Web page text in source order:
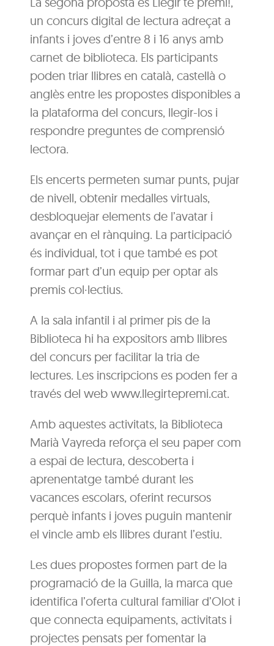
un concurs digital de lectura adreçat a
infants i joves d’entre 8 i 16 anys amb
carnet de biblioteca. Els participants
poden triar llibres en català, castellà o
anglès entre les propostes disponibles a
la plataforma del concurs, llegir-los i
respondre preguntes de comprensió
lectora.
Els encerts permeten sumar punts, pujar
de nivell, obtenir medalles virtuals,
desbloquejar elements de l’avatar i
avançar en el rànquing. La participació
és individual, tot i que també es pot
formar part d’un equip per optar als
premis col·lectius.
A la sala infantil i al primer pis de la
Biblioteca hi ha expositors amb llibres
del concurs per facilitar la tria de
lectures. Les inscripcions es poden fer a
través del web www.llegirtepremi.cat.
Amb aquestes activitats, la Biblioteca
Marià Vayreda reforça el seu paper com
a espai de lectura, descoberta i
aprenentatge també durant les
vacances escolars, oferint recursos
perquè infants i joves puguin mantenir
el vincle amb els llibres durant l’estiu.
Les dues propostes formen part de la
programació de la Guilla, la marca que
identifica l’oferta cultural familiar d’Olot i
que connecta equipaments, activitats i
projectes pensats per fomentar la